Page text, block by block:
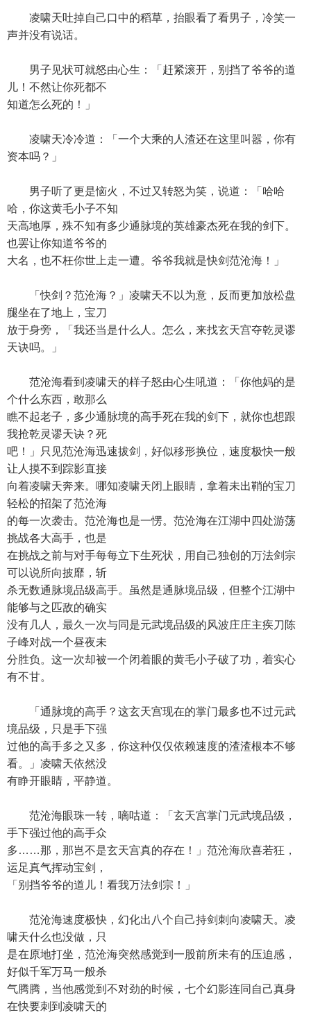
凌啸天吐掉自己口中的稻草，抬眼看了看男子，冷笑一
声并没有说话。
男子见状可就怒由心生：「赶紧滚开，别挡了爷爷的道
儿！不然让你死都不
知道怎么死的！」
凌啸天冷冷道：「一个大乘的人渣还在这里叫嚣，你有
资本吗？」
男子听了更是恼火，不过又转怒为笑，说道：「哈哈
哈，你这黄毛小子不知
天高地厚，殊不知有多少通脉境的英雄豪杰死在我的剑下。
也罢让你知道爷爷的
大名，也不枉你世上走一遭。爷爷我就是快剑范沧海！」
「快剑？范沧海？」凌啸天不以为意，反而更加放松盘
腿坐在了地上，宝刀
放于身旁，「我还当是什么人。怎么，来找玄天宫夺乾灵谬
天诀吗。」
范沧海看到凌啸天的样子怒由心生吼道：「你他妈的是
个什么东西，敢那么
瞧不起老子，多少通脉境的高手死在我的剑下，就你也想跟
我抢乾灵谬天诀？死
吧！」只见范沧海迅速拔剑，好似移形换位，速度极快一般
让人摸不到踪影直接
向着凌啸天奔来。哪知凌啸天闭上眼睛，拿着未出鞘的宝刀
轻松的招架了范沧海
的每一次袭击。范沧海也是一愣。范沧海在江湖中四处游荡
挑战各大高手，也是
在挑战之前与对手每每立下生死状，用自己独创的万法剑宗
可以说所向披靡，斩
杀无数通脉境品级高手。虽然是通脉境品级，但整个江湖中
能够与之匹敌的确实
没有几人，最久一次与同是元武境品级的风波庄庄主疾刀陈
子峰对战一个昼夜未
分胜负。这一次却被一个闭着眼的黄毛小子破了功，着实心
有不甘。
「通脉境的高手？这玄天宫现在的掌门最多也不过元武
境品级，只是手下强
过他的高手多之又多，你这种仅仅依赖速度的渣渣根本不够
看。」凌啸天依然没
有睁开眼睛，平静道。
范沧海眼珠一转，嘀咕道：「玄天宫掌门元武境品级，
手下强过他的高手众
多……那，那岂不是玄天宫真的存在！」范沧海欣喜若狂，
运足真气挥动宝剑，
「别挡爷爷的道儿！看我万法剑宗！」
范沧海速度极快，幻化出八个自己持剑刺向凌啸天。凌
啸天什么也没做，只
是在原地打坐，范沧海突然感觉到一股前所未有的压迫感，
好似千军万马一般杀
气腾腾，当他感觉到不对劲的时候，七个幻影连同自己真身
在快要刺到凌啸天的